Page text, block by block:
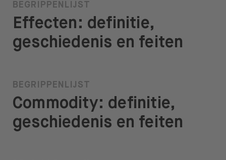
BEGRIPPENLIJST
Effecten: definitie,
geschiedenis en feiten
BEGRIPPENLIJST
Commodity: definitie,
geschiedenis en feiten